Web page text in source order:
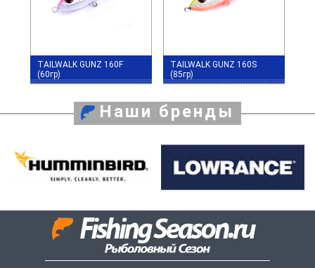
TAILWALK GUNZ 160F
(60гр)
TAILWALK GUNZ 160S
(85гр)
Наши бренды